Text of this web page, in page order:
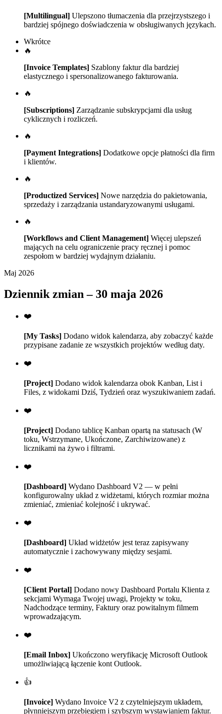
[Multilingual] Ulepszono tłumaczenia dla przejrzystszego i
bardziej spójnego doświadczenia w obsługiwanych językach.
Wkrótce
🔥
[Invoice Templates] Szablony faktur dla bardziej
elastycznego i spersonalizowanego fakturowania.
🔥
[Subscriptions] Zarządzanie subskrypcjami dla usług
cyklicznych i rozliczeń.
🔥
[Payment Integrations] Dodatkowe opcje płatności dla firm
i klientów.
🔥
[Productized Services] Nowe narzędzia do pakietowania,
sprzedaży i zarządzania ustandaryzowanymi usługami.
🔥
[Workflows and Client Management] Więcej ulepszeń
mających na celu ograniczenie pracy ręcznej i pomoc
zespołom w bardziej wydajnym działaniu.
Maj 2026
Dziennik zmian – 30 maja 2026
❤️
[My Tasks] Dodano widok kalendarza, aby zobaczyć każde
przypisane zadanie ze wszystkich projektów według daty.
❤️
[Project] Dodano widok kalendarza obok Kanban, List i
Files, z widokami Dziś, Tydzień oraz wyszukiwaniem zadań.
❤️
[Project] Dodano tablicę Kanban opartą na statusach (W
toku, Wstrzymane, Ukończone, Zarchiwizowane) z
licznikami na żywo i filtrami.
❤️
[Dashboard] Wydano Dashboard V2 — w pełni
konfigurowalny układ z widżetami, których rozmiar można
zmieniać, zmieniać kolejność i ukrywać.
❤️
[Dashboard] Układ widżetów jest teraz zapisywany
automatycznie i zachowywany między sesjami.
❤️
[Client Portal] Dodano nowy Dashboard Portalu Klienta z
sekcjami Wymaga Twojej uwagi, Projekty w toku,
Nadchodzące terminy, Faktury oraz powitalnym filmem
wprowadzającym.
❤️
[Email Inbox] Ukończono weryfikację Microsoft Outlook
umożliwiającą łączenie kont Outlook.
👍
[Invoice] Wydano Invoice V2 z czytelniejszym układem,
płynniejszym przebiegiem i szybszym wystawianiem faktur.